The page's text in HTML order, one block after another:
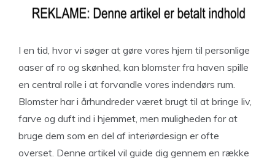
I en tid, hvor vi søger at gøre vores hjem til personlige
oaser af ro og skønhed, kan blomster fra haven spille
en central rolle i at forvandle vores indendørs rum.
Blomster har i århundreder været brugt til at bringe liv,
farve og duft ind i hjemmet, men muligheden for at
bruge dem som en del af interiørdesign er ofte
overset. Denne artikel vil guide dig gennem en række